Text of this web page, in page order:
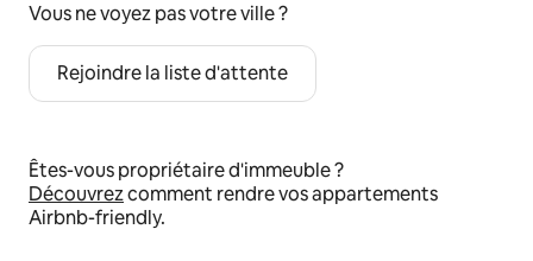
Vous ne voyez pas votre ville ?
Rejoindre la liste d'attente
Êtes-vous propriétaire d'immeuble ?
Découvrezcomment rendre vos appartements
Airbnb-friendly.